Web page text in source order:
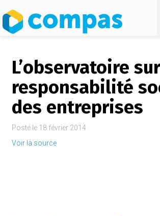
L’observatoire
responsabilité
des entreprises
Posté le 18 février 2014
Voir la source